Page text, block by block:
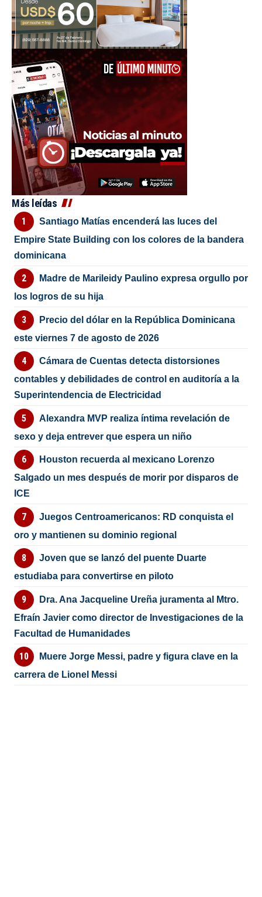
Más leídas
Santiago Matías encenderá las luces del
Empire State Building con los colores de la bandera
dominicana
Madre de Marileidy Paulino expresa orgullo por
los logros de su hija
Precio del dólar en la República Dominicana
este viernes 7 de agosto de 2026
Cámara de Cuentas detecta distorsiones
contables y debilidades de control en auditoría a la
Superintendencia de Electricidad
Alexandra MVP realiza íntima revelación de
sexo y deja entrever que espera un niño
Houston recuerda al mexicano Lorenzo
Salgado un mes después de morir por disparos de
ICE
Juegos Centroamericanos: RD conquista el
oro y mantienen su dominio regional
Joven que se lanzó del puente Duarte
estudiaba para convertirse en piloto
Dra. Ana Jacqueline Ureña juramenta al Mtro.
Efraín Javier como director de Investigaciones de la
Facultad de Humanidades
Muere Jorge Messi, padre y figura clave en la
carrera de Lionel Messi